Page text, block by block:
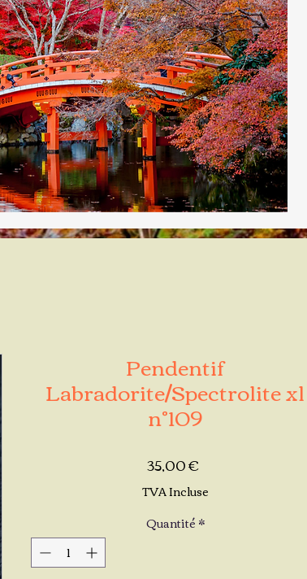
Pendentif
Labradorite/Spectrolite xl
n°109
35,00 €Prix
TVA Incluse
Quantité*